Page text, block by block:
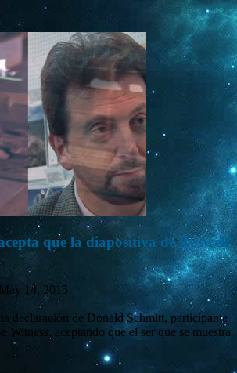
que la diapositiva de Roswell
May 14, 2015
declaración de Donald Schmitt, participante
Witness, aceptando que el ser que se muestra